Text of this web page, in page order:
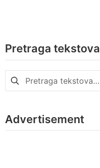
Pretraga tekstova
Pretraga
za:
Advertisement